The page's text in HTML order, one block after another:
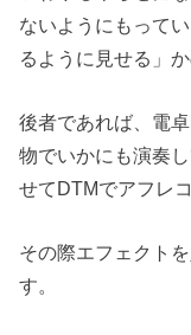
ないようにもって
るように見せる」
後者であれば、電
物でいかにも演奏
せてDTMでアフレ
その際エフェクト
す。